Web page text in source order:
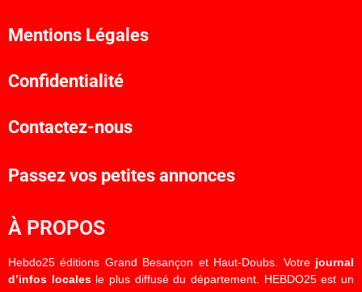
Mentions Légales
Confidentialité
Contactez-nous
Passez vos petites annonces
À PROPOS
Hebdo25 éditions Grand Besançon et Haut-Doubs. Votre journal
d’infos localesle plus diffusé du département. HEBDO25 est un